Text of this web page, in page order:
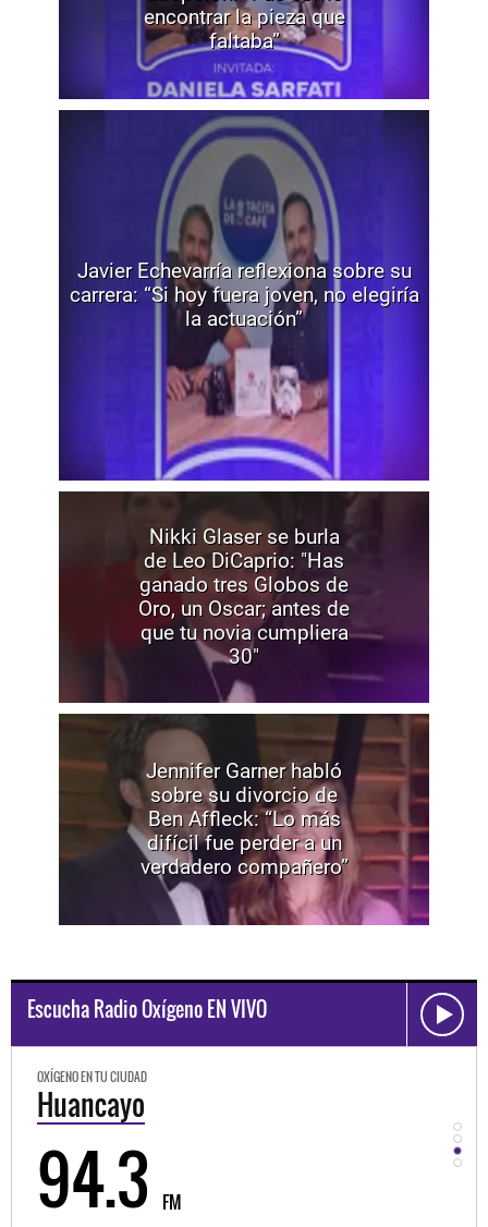
encontrar la pieza que
faltaba”
Javier Echevarría reflexiona sobre su
carrera: “Si hoy fuera joven, no elegiría
la actuación”
Nikki Glaser se burla
de Leo DiCaprio: "Has
ganado tres Globos de
Oro, un Oscar; antes de
que tu novia cumpliera
30"
Jennifer Garner habló
sobre su divorcio de
Ben Affleck: “Lo más
difícil fue perder a un
verdadero compañero”
Escucha Radio Oxígeno EN VIVO
OXÍGENO EN TU CIUDAD
Huancayo
94.3 FM